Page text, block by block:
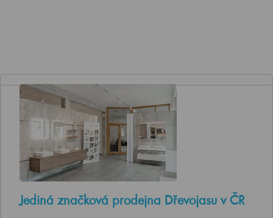
Jediná značková prodejna Dřevojasu v ČR